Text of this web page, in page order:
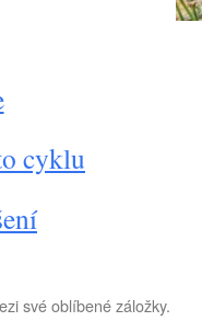
cyklu
své oblíbené záložky.